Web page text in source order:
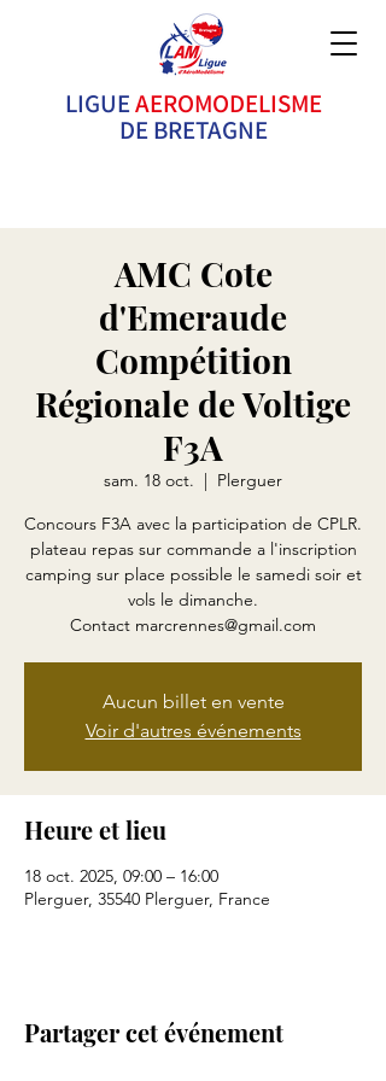
LIGUEAEROMODELISME
DE BRETAGNE
AMC Cote
d'Emeraude
Compétition
Régionale de Voltige
F3A
sam. 18 oct.
  |
Plerguer
Concours F3A avec la participation de CPLR.
plateau repas sur commande a l'inscription
camping sur place possible le samedi soir et
vols le dimanche.
Contact marcrennes@gmail.com
Aucun billet en vente
Voir d'autres événements
Heure et lieu
18 oct. 2025, 09:00 – 16:00
Plerguer, 35540 Plerguer, France
Partager cet événement